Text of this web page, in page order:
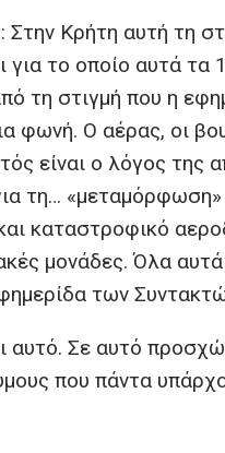
Κρήτη αυτή τη
το οποίο αυτά τα
τη στιγμή που η
φωνή. Ο αέρας, οι
είναι ο λόγος
τη…
καταστροφικό
μονάδες. Όλα
των
αυτό. Σε αυτό
που πάντα